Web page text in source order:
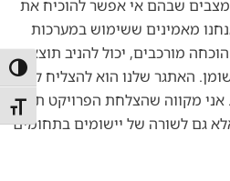
הפעל/
מתג
שבהם אי אפשר להוכיח את
מאמינים ששימוש במערכות
מורכבים, יכול להניב תוצאות
האתגר שלנו הוא להצליח ליישם
אני מקווה שהצלחת הפרויקט תתרום
גם לשורה של יישומים בתחומים